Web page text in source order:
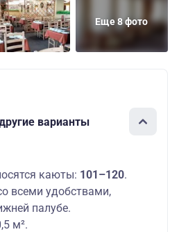
Еще 8 фото
варианты
каюты: 101–120.
всеми удобствами,
палубе.
м².